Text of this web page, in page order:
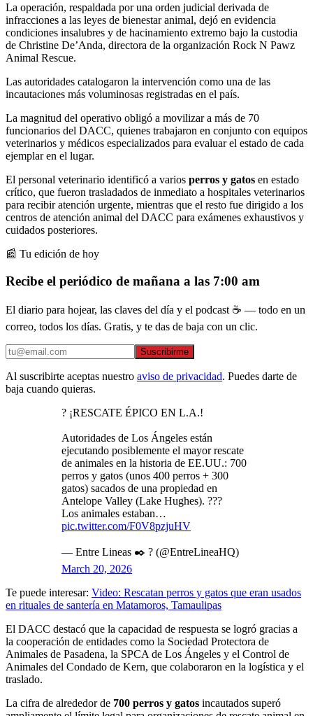
La operación, respaldada por una orden judicial derivada de
infracciones a las leyes de bienestar animal, dejó en evidencia
condiciones insalubres y de hacinamiento extremo bajo la custodia
de Christine De’Anda, directora de la organización Rock N Pawz
Animal Rescue.
Las autoridades catalogaron la intervención como una de las
incautaciones más voluminosas registradas en el país.
La magnitud del operativo obligó a movilizar a más de 70
funcionarios del DACC, quienes trabajaron en conjunto con equipos
veterinarios y médicos especializados para evaluar el estado de cada
ejemplar en el lugar.
El personal veterinario identificó a varios perros y gatos en estado
crítico, que fueron trasladados de inmediato a hospitales veterinarios
para recibir atención urgente, mientras que el resto fue dirigido a los
centros de atención animal del DACC para exámenes exhaustivos y
cuidados posteriores.
📰 Tu edición de hoy
Recibe el periódico de mañana a las 7:00 am
El diario para hojear, las claves del día y el podcast ☕ — todo en un
correo, todos los días. Gratis, y te das de baja con un clic.
Suscribirme
Al suscribirte aceptas nuestro aviso de privacidad. Puedes darte de
baja cuando quieras.
? ¡RESCATE ÉPICO EN L.A.!
Autoridades de Los Ángeles están
ejecutando posiblemente el mayor rescate
de animales en la historia de EE.UU.: 700
perros y gatos (unos 400 perros + 300
gatos) sacados de una propiedad en
Antelope Valley (Lake Hughes). ???
Los animales estaban…
pic.twitter.com/F0V8pzjuHV
— Entre Lineas ✒️ ? (@EntreLineaHQ)
March 20, 2026
Te puede interesar: Video: Rescatan perros y gatos que eran usados
en rituales de santería en Matamoros, Tamaulipas
El DACC destacó que la capacidad de respuesta se logró gracias a
la cooperación de entidades como la Sociedad Protectora de
Animales de Pasadena, la SPCA de Los Ángeles y el Control de
Animales del Condado de Kern, que colaboraron en la logística y el
traslado.
La cifra de alrededor de 700 perros y gatos incautados superó